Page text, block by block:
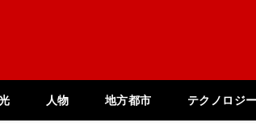
人物 地方都市 テクノロジ